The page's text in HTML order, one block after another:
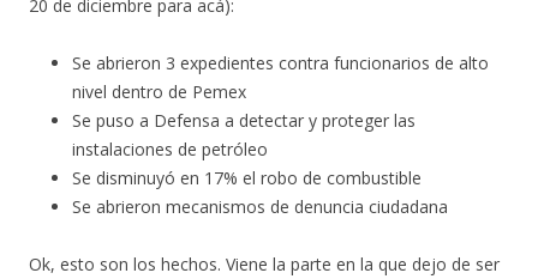
20 de diciembre para acá):
Se abrieron 3 expedientes contra funcionarios de alto
nivel dentro de Pemex
Se puso a Defensa a detectar y proteger las
instalaciones de petróleo
Se disminuyó en 17% el robo de combustible
Se abrieron mecanismos de denuncia ciudadana
Ok, esto son los hechos. Viene la parte en la que dejo de ser